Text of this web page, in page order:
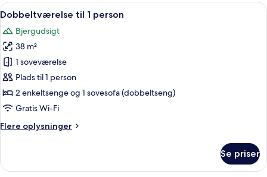
Indlæs
alle
billeder
af
Dobbeltværelse
til
1
person
Pengeskab på værelset, skrivebord,
5
Dobbeltværelse til 1 person
Bjergudsigt
38 m²
1 soveværelse
Plads til 1 person
2 enkeltsenge og 1 sovesofa (dobbeltseng)
Gratis Wi-Fi
Flere oplysninger
Flere
til
Se priser